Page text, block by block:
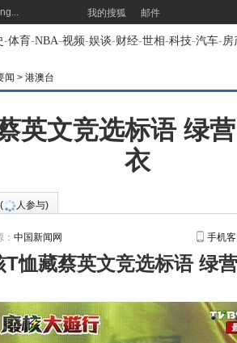
我的搜狐 邮件
-体育-NBA-视频-娱谈-财经-世相-科技-汽车-房
闻 > 港澳台
英文竞选标语 绿
衣
( 人参与)
中国新闻网 手机
T恤藏蔡英文竞选标语 绿